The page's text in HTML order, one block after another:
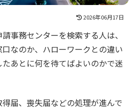
2026年06月17日
事務センターを検索する人は、
なのか、ハローワークとの違い
あとに何を待てばよいのかで迷
届、喪失届などの処理が進んで